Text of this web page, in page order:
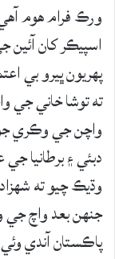
ورڪ فرام هوم
اسپيڪر کان
پهريون ڀيرو بي
ته توشا خاني جي
واچن جي وڪري
دبئي ۽ برطانيا
وڌيڪ چيو ته
جنهن بعد واچ جي
پاڪستان آندي